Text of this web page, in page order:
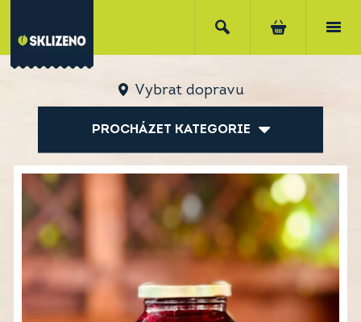
Vybrat dopravu
PROCHÁZET KATEGORIE